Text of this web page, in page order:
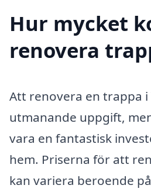
Hur mycket
renovera
Att renovera en trappa i
utmanande uppgift,
vara en fantastisk
hem. Priserna för att
kan variera beroende